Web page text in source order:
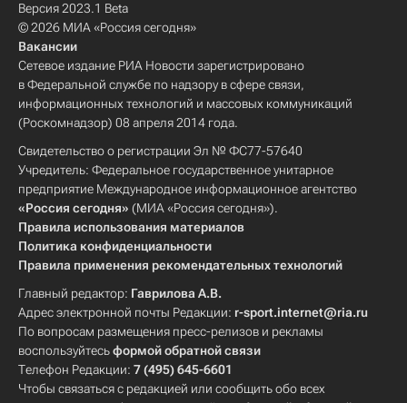
Версия 2023.1 Beta
© 2026 МИА «Россия сегодня»
Вакансии
Сетевое издание РИА Новости зарегистрировано
в Федеральной службе по надзору в сфере связи,
информационных технологий и массовых коммуникаций
(Роскомнадзор) 08 апреля 2014 года.
Свидетельство о регистрации Эл № ФС77-57640
Учредитель: Федеральное государственное унитарное
предприятие Международное информационное агентство
«Россия сегодня» (МИА «Россия сегодня»).
Правила использования материалов
Политика конфиденциальности
Правила применения рекомендательных технологий
Главный редактор: Гаврилова А.В.
Адрес электронной почты Редакции: r-sport.internet@ria.ru
По вопросам размещения пресс-релизов и рекламы
воспользуйтесьформой обратной связи
Телефон Редакции: 7 (495) 645-6601
Чтобы связаться с редакцией или сообщить обо всех